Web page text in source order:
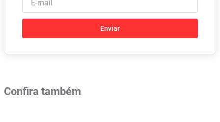
Enviar
Confira também